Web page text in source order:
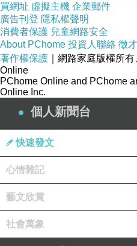
瘦身運動操
買網址 虛擬主機 企業郵件
廣告刊登 隱私權聲明
消費者保護 兒童網路安全
About PChome 投資人聯絡 徵才
著作權保護 ｜網路家庭版權所
Online
PChome Online and PChome
Online Inc.
個人新聞台
快速發文
心情雜記
藝文欣賞
社會萬象